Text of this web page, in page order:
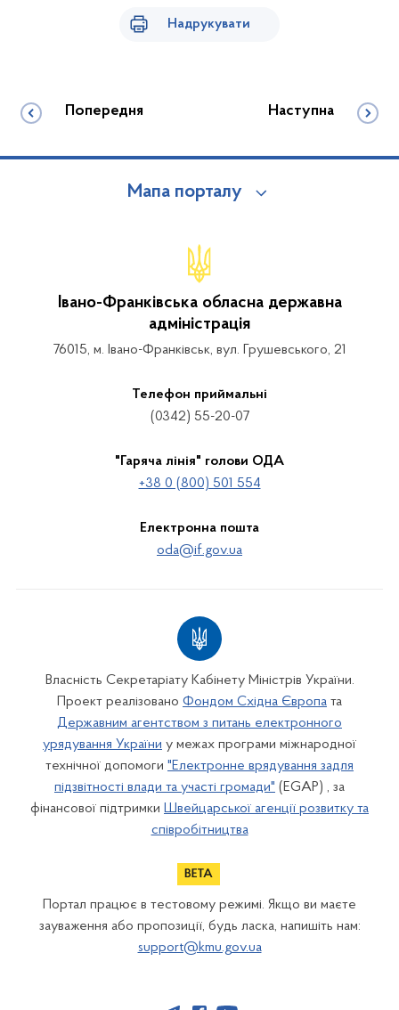
Надрукувати
Попередня Наступна
Мапа порталу
Івано-Франківська обласна державна
адміністрація
76015, м. Івано-Франківськ, вул. Грушевського, 21
Телефон приймальні
(0342) 55-20-07
"Гаряча лінія" голови ОДА
+38 0 (800) 501 554
Електронна пошта
oda@if.gov.ua
Власність Секретаріату Кабінету Міністрів України.
Проект реалізовано Фондом Східна Європа та
Державним агентством з питань електронного
урядування України у межах програми міжнародної
технічної допомоги "Електронне врядування задля
підзвітності влади та участі громади" (EGAP) , за
фінансової підтримки Швейцарської агенції розвитку та
співробітництва
Портал працює в тестовому режимі. Якщо ви маєте
зауваження або пропозиції, будь ласка, напишіть нам:
support@kmu.gov.ua